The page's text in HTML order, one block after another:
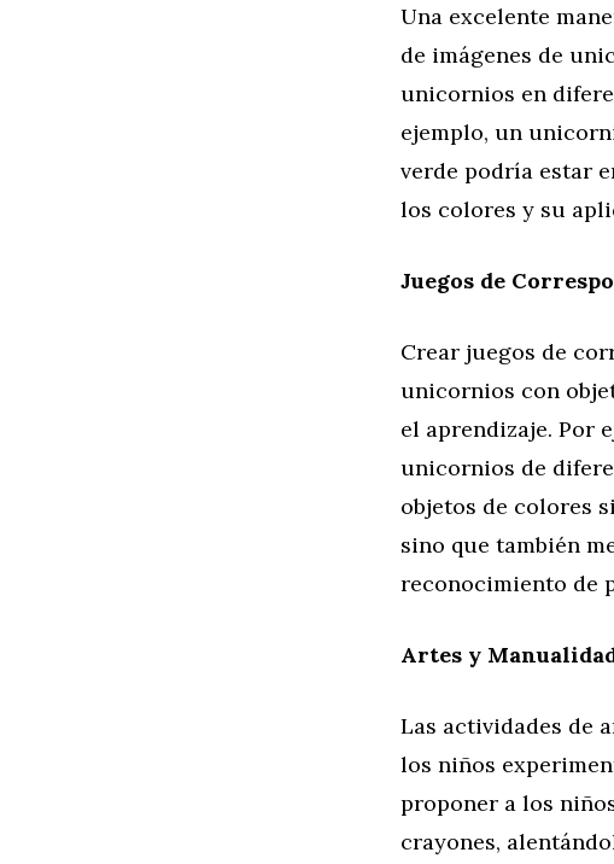
Una excelente
de imágenes de
unicornios en
ejemplo, un
verde podría estar
los colores y su
Juegos de
Crear juegos de
unicornios con
el aprendizaje. Por
unicornios de
objetos de colores
sino que también
reconocimiento de
Artes y
Las actividades de
los niños
proponer a los
crayones,